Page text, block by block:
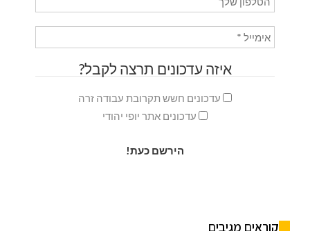
איזה עדכונים תרצה לקבל?
עדכונים חשש תקרובת עבודה זרה
עדכונים אתר יופי יהודי
קוראים מגיבים